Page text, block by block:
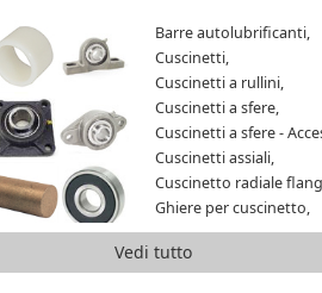
Barre autolubrificanti,
Cuscinetti,
Cuscinetti a rullini,
Cuscinetti a sfere,
Cuscinetti a sfere -
Cuscinetti assiali,
Cuscinetto radiale
Ghiere per cuscinetto,
Manicotti a sfere e
Spessori metallici
Vedi tutto